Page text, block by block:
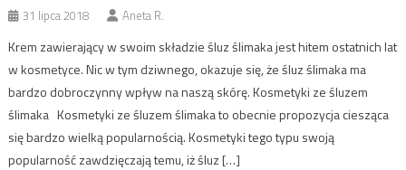
31 lipca 2018 Aneta R.
Krem zawierający w swoim składzie śluz ślimaka jest hitem ostatnich lat
w kosmetyce. Nic w tym dziwnego, okazuje się, że śluz ślimaka ma
bardzo dobroczynny wpływ na naszą skórę. Kosmetyki ze śluzem
ślimaka Kosmetyki ze śluzem ślimaka to obecnie propozycja ciesząca
się bardzo wielką popularnością. Kosmetyki tego typu swoją
popularność zawdzięczają temu, iż śluz […]